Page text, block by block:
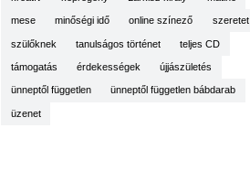
mese minőségi idő online színező szeretet
szülőknek tanulságos történet teljes CD
támogatás érdekességek újjászületés
ünneptől független ünneptől független bábdarab
üzenet